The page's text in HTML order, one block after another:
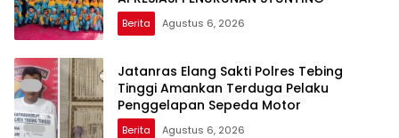
Berita Agustus 6, 2026
Jatanras Elang Sakti Polres Tebing
Tinggi Amankan Terduga Pelaku
Penggelapan Sepeda Motor
Berita Agustus 6, 2026